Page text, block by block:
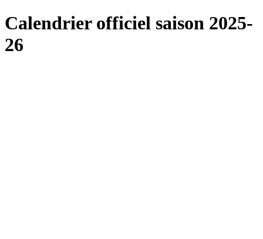
Calendrier officiel saison 2025-
26